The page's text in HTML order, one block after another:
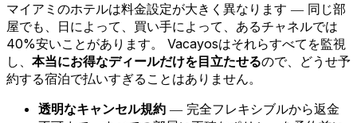
マイアミのホテルは料金設定が大きく異なります ― 同じ部
屋でも、日によって、買い手によって、あるチャネルでは
40%安いことがあります。
Vacayosはそれらすべてを監視
し、 本当にお得なディールだけを目立たせるので、どうせ予
約する宿泊で払いすぎることはありません。
透明なキャンセル規約 ― 完全フレキシブルから返金